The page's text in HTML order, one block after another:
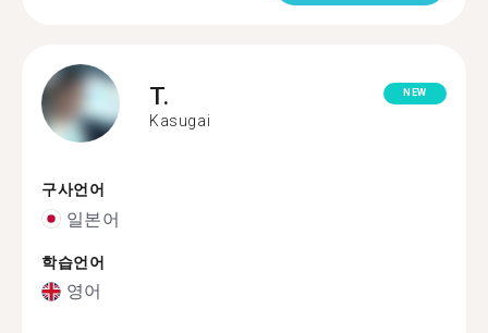
T.
Kasugai
NEW
구사언어
일본어
학습언어
영어